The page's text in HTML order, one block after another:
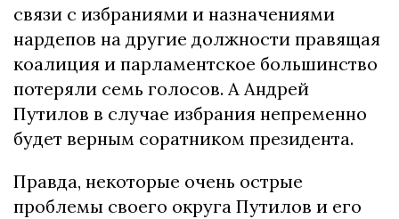
связи с избраниями и назначениями
нардепов на другие должности правящая
коалиция и парламентское большинство
потеряли семь голосов. А Андрей
Путилов в случае избрания непременно
будет верным соратником президента.
Правда, некоторые очень острые
проблемы своего округа Путилов и его